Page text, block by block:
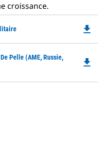
croissance.
file_download
Pelle (AME, Russie,
file_download